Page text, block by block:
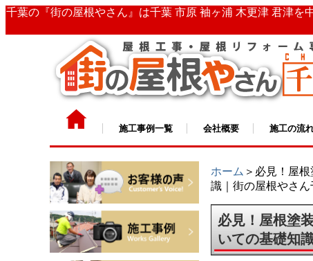
千葉の『街の屋根やさん』は千葉 市原 袖ヶ浦 木更津 君津
施工事例一覧 会社概要 施工の流
ホーム ＞必見！屋
識｜街の屋根やさん
必見！屋根塗
いての基礎知